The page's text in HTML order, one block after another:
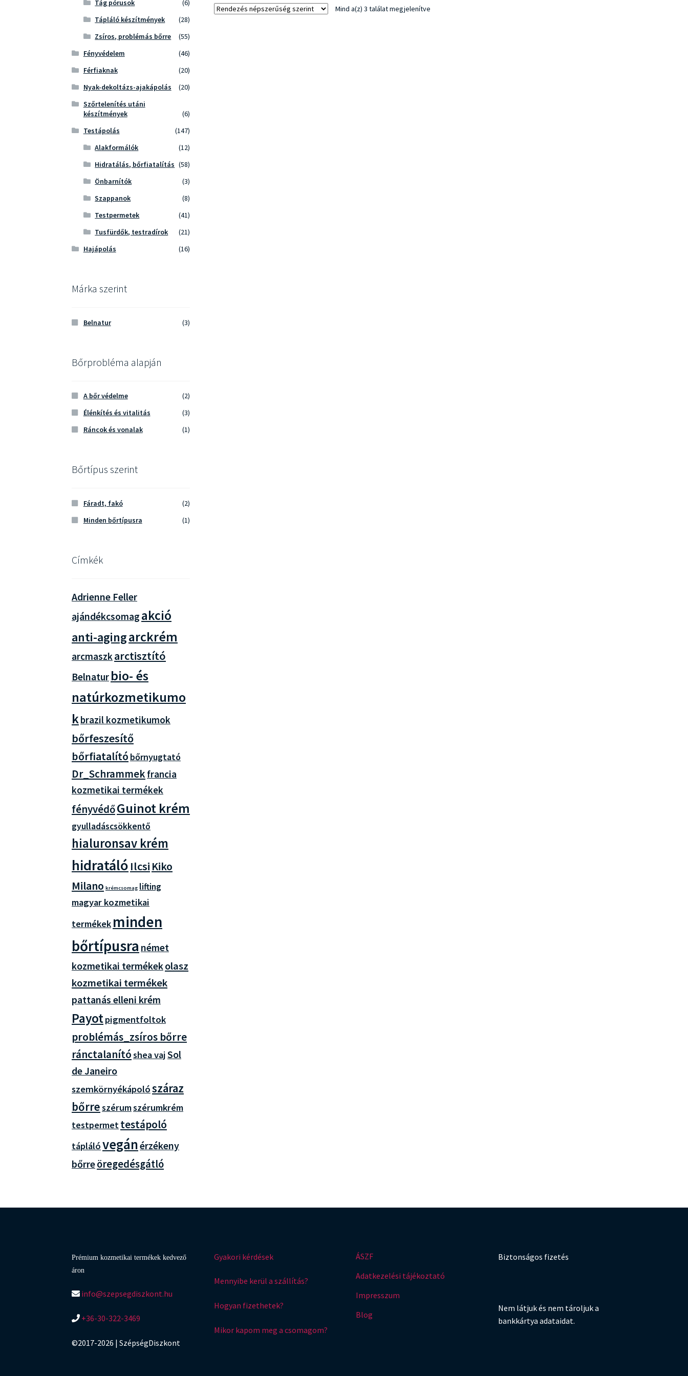
Mind a(z) 3 találat megjelenítveSorted
Tág pórusok
(6)
Tápláló készítmények
(28)
Zsíros, problémás bőrre
(55)
Fényvédelem
(46)
Férfiaknak
(20)
Nyak-dekoltázs-ajakápolás
(20)
Szőrtelenítés utáni
készítmények
(6)
Testápolás
(147)
Alakformálók
(12)
Hidratálás, bőrfiatalítás (58)
Önbarnítók
(3)
Szappanok
(8)
Testpermetek
(41)
Tusfürdők, testradírok
(21)
Hajápolás
(16)
Márka szerint
Belnatur (3)
Bőrprobléma alapján
A bőr védelme
(2)
Élénkítés és vitalitás
(3)
Ráncok és vonalak
(1)
Bőrtípus szerint
Fáradt, fakó
(2)
Minden bőrtípusra
(1)
Címkék
Adrienne Feller
ajándékcsomag akció
anti-agingarckrém
arcmaszkarctisztító
Belnatur bio- és
natúrkozmetikumo
kbrazil kozmetikumok
bőrfeszesítő
bőrfiatalító bőrnyugtató
Dr_Schrammekfrancia
kozmetikai termékek
fényvédőGuinot krém
gyulladáscsökkentő
hialuronsav krém
hidratáló Ilcsi Kiko
Milano krémcsomag lifting
magyar kozmetikai
termékek minden
bőrtípusra német
kozmetikai termékekolasz
kozmetikai termékek
pattanás elleni krém
Payotpigmentfoltok
problémás_zsíros bőrre
ránctalanítóshea vajSol
de Janeiro
szemkörnyékápolószáraz
bőrreszérumszérumkrém
testpermettestápoló
táplálóvegánérzékeny
bőrreöregedésgátló
Prémium kozmetikai termékek kedvező
áron
info@szepsegdiszkont.hu
+36-30-322-3469
©2017-2026 | SzépségDiszkont
Gyakori kérdések
Mennyibe kerül a szállítás?
Hogyan fizethetek?
Mikor kapom meg a csomagom?
ÁSZF
Adatkezelési tájékoztató
Impresszum
Blog
Biztonságos fizetés
Nem látjuk és nem tároljuk a
bankkártya adataidat.